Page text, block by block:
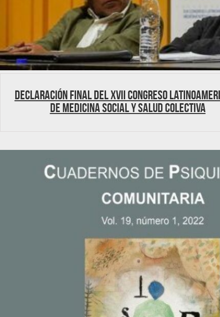
DECLARACIÓN FINAL DEL XVII CONGRESO
DE MEDICINA SOCIAL Y SALUD COLECTIVA